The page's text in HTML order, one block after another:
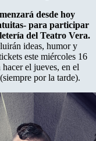
desde hoy
para participar
del Teatro Vera.
ideas, humor y
este miércoles 16
el jueves, en el
por la tarde).